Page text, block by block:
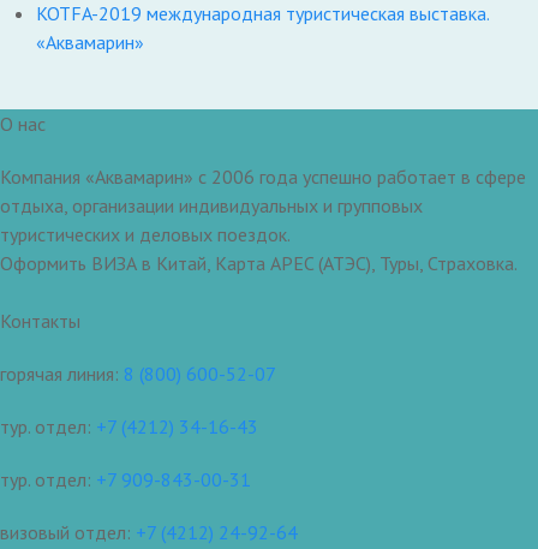
KOTFA-2019 международная туристическая выставка.
«Аквамарин»
О нас
Компания «Аквамарин» с 2006 года успешно работает в сфере
отдыха, организации индивидуальных и групповых
туристических и деловых поездок.
Оформить ВИЗА в Китай, Карта APEC (АТЭС), Туры, Страховка.
Контакты
горячая линия: 8 (800) 600-52-07
тур. отдел: +7 (4212) 34-16-43
тур. отдел: +7 909-843-00-31
визовый отдел: +7 (4212) 24-92-64